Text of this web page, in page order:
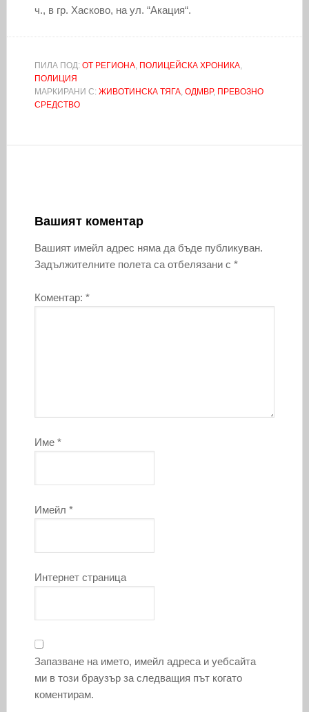
ч., в гр. Хасково, на ул. “Акация“.
ПИЛА ПОД: ОТ РЕГИОНА, ПОЛИЦЕЙСКА ХРОНИКА,
ПОЛИЦИЯ
МАРКИРАНИ С: ЖИВОТИНСКА ТЯГА, ОДМВР, ПРЕВОЗНО
СРЕДСТВО
Вашият коментар
Вашият имейл адрес няма да бъде публикуван.
Задължителните полета са отбелязани с *
Коментар: *
Име *
Имейл *
Интернет страница
Запазване на името, имейл адреса и уебсайта
ми в този браузър за следващия път когато
коментирам.